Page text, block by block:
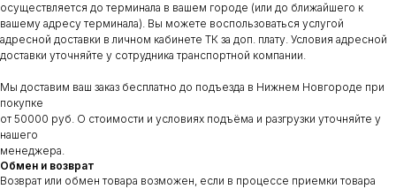
осуществляется до терминала в вашем городе (или до ближайшего к
вашему адресу терминала). Вы можете воспользоваться услугой
адресной доставки в личном кабинете ТК за доп. плату. Условия адресной
доставки уточняйте у сотрудника транспортной компании.
Мы доставим ваш заказ бесплатно до подъезда в Нижнем Новгороде при
покупке
от 50000 руб. О стоимости и условиях подъёма и разгрузки уточняйте у
нашего
менеджера.
Обмен и возврат
Возврат или обмен товара возможен, если в процессе приемки товара